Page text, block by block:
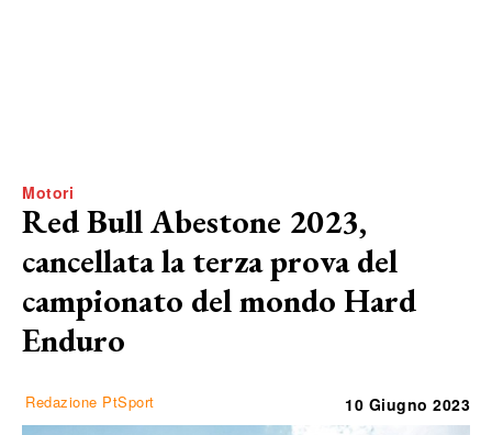
Motori
Red Bull Abestone 2023,
cancellata la terza prova del
campionato del mondo Hard
Enduro
Redazione PtSport 10 Giugno 2023